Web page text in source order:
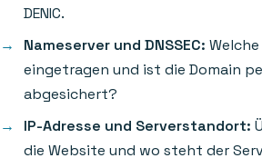
DENIC.
Nameserver und DNSSEC:
eingetragen und ist die Domain per
abgesichert?
IP-Adresse und Serverstandort:
die Website und wo steht der